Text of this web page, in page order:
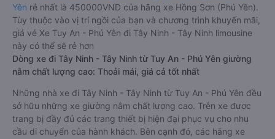
Yên rẻ nhất là 450000VND của hãng xe Hồng Sơn (Phú Yên).
Tùy thuộc vào vị trí ngồi của bạn và chương trình khuyến mãi,
giá vé Xe Tuy An - Phú Yên đi Tây Ninh - Tây Ninh limousine
này có thể sẽ rẻ hơn
Dòng xe đi Tây Ninh - Tây Ninh từ Tuy An - Phú Yên giường
nằm chất lượng cao: Thoải mái, giá cả tốt nhất
Những nhà xe đi Tây Ninh - Tây Ninh từ Tuy An - Phú Yên đều
sở hữu những xe giường nằm chất lượng cao. Trên xe được
trang bị đầy đủ các trang thiết bị hiện đại phục vụ cho nhu
cầu di chuyển của hành khách. Bên cạnh đó, các hãng xe